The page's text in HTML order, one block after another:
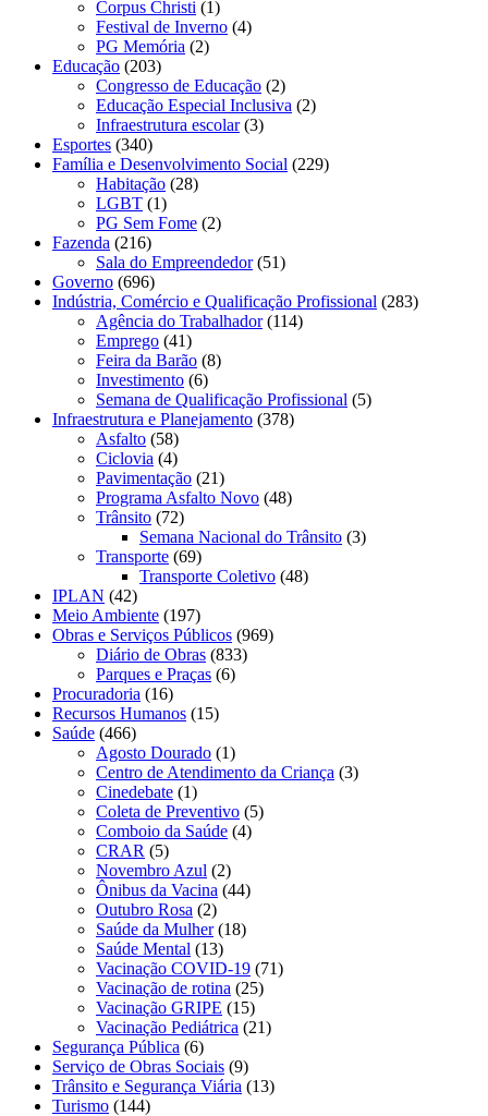
Corpus Christi (1)
Festival de Inverno (4)
PG Memória (2)
Educação (203)
Congresso de Educação (2)
Educação Especial Inclusiva (2)
Infraestrutura escolar(3)
Esportes (340)
Família e Desenvolvimento Social (229)
Habitação (28)
LGBT (1)
PG Sem Fome (2)
Fazenda (216)
Sala do Empreendedor(51)
Governo (696)
Indústria, Comércio e Qualificação Profissional (283)
Agência do Trabalhador(114)
Emprego (41)
Feira da Barão (8)
Investimento (6)
Semana de Qualificação Profissional (5)
Infraestrutura e Planejamento (378)
Asfalto (58)
Ciclovia (4)
Pavimentação (21)
Programa Asfalto Novo (48)
Trânsito (72)
Semana Nacional do Trânsito (3)
Transporte (69)
Transporte Coletivo (48)
IPLAN (42)
Meio Ambiente (197)
Obras e Serviços Públicos (969)
Diário de Obras (833)
Parques e Praças (6)
Procuradoria (16)
Recursos Humanos (15)
Saúde (466)
Agosto Dourado (1)
Centro de Atendimento da Criança (3)
Cinedebate (1)
Coleta de Preventivo (5)
Comboio da Saúde (4)
CRAR (5)
Novembro Azul (2)
Ônibus da Vacina (44)
Outubro Rosa (2)
Saúde da Mulher(18)
Saúde Mental (13)
Vacinação COVID-19 (71)
Vacinação de rotina (25)
Vacinação GRIPE (15)
Vacinação Pediátrica (21)
Segurança Pública (6)
Serviço de Obras Sociais (9)
Trânsito e Segurança Viária (13)
Turismo (144)